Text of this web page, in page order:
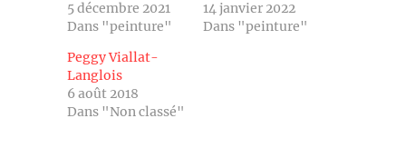
5 décembre 2021
Dans "peinture"
14 janvier 2022
Dans "peinture"
Peggy Viallat-
Langlois
6 août 2018
Dans "Non classé"